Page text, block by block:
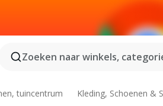
Zoeken naar winkels,
tuincentrum Kleding, Schoenen &